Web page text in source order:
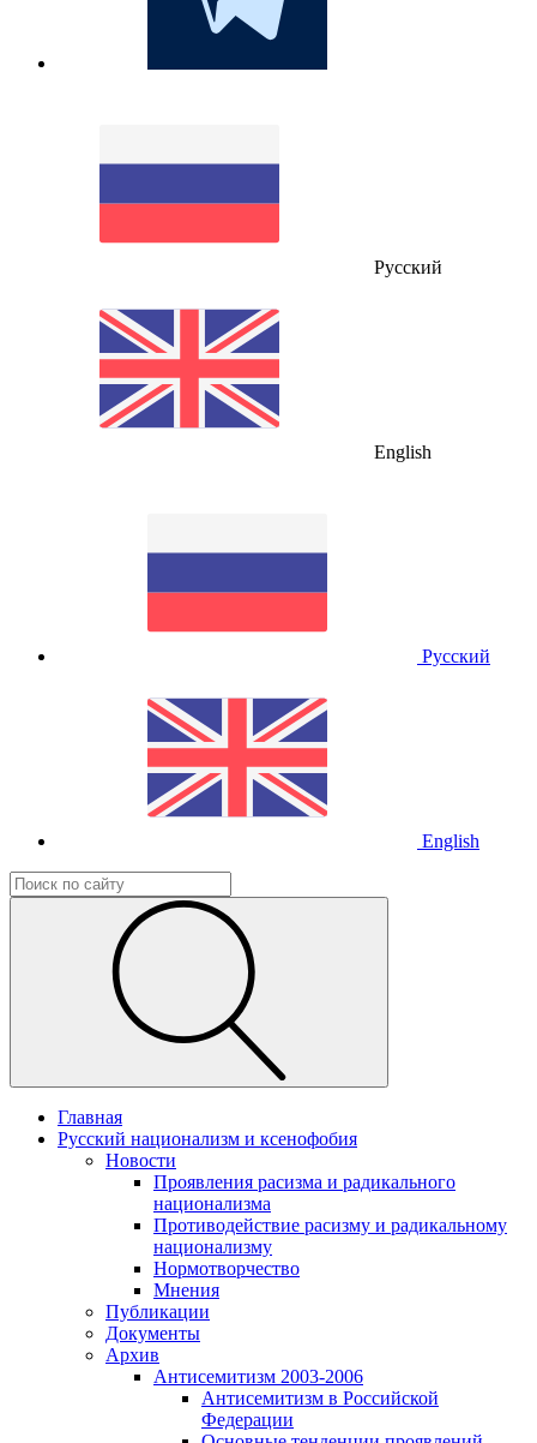
Русский
English
Русский
English
Главная
Русский национализм и ксенофобия
Новости
Проявления расизма и радикального
национализма
Противодействие расизму и радикальному
национализму
Нормотворчество
Мнения
Публикации
Документы
Архив
Антисемитизм 2003-2006
Антисемитизм в Российской
Федерации